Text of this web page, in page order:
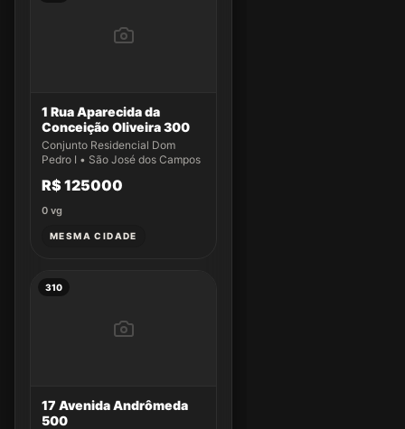
1 Rua Aparecida da
Conceição Oliveira 300
Conjunto Residencial Dom
Pedro I • São José dos Campos
R$ 125000
0 vg
MESMA CIDADE
310
17 Avenida Andrômeda
500